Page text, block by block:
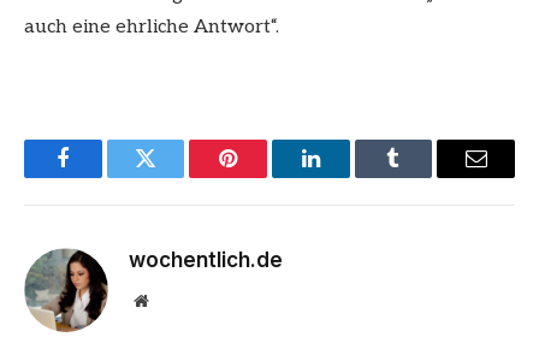
auch eine ehrliche Antwort“.
FacebookTwitter Pinterest LinkedInTumblr Email
wochentlich.de
Website